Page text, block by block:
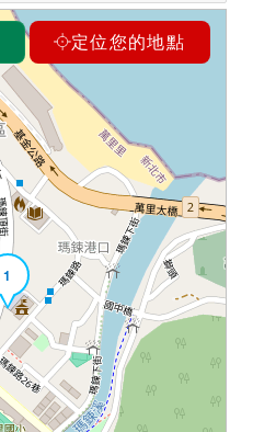
定位您的地點
1